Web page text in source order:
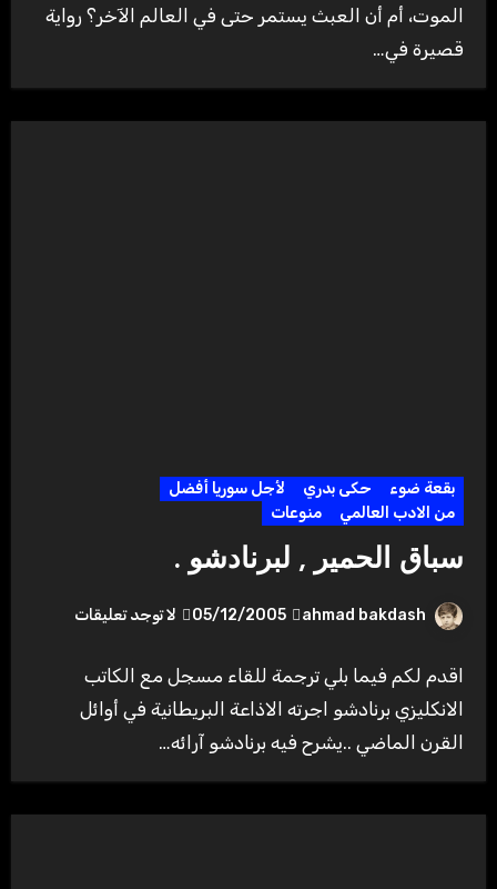
الموت، أم أن العبث يستمر حتى في العالم الآخر؟ رواية
قصيرة في…
بقعة ضوء حكى بدري
لأجل سوريا أفضل
من الادب العالمي
منوعات
سباق الحمير , لبرنادشو .
ahmad bakdash
05/12/2005 لا توجد تعليقات
اقدم لكم فيما بلي ترجمة للقاء مسجل مع الكاتب
الانكليزي برنادشو اجرته الاذاعة البريطانية في أوائل
القرن الماضي ..يشرح فيه برنادشو آرائه…